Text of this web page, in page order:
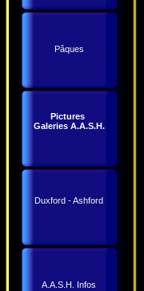
Pâques
Pictures
Galeries A.A.S.H.
Duxford - Ashford
A.A.S.H. Infos